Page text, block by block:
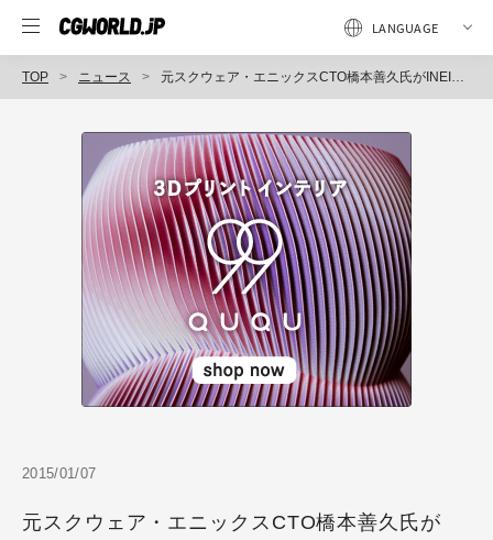
TOP ニュース 元スクウェア・エニックスCTO橋本善久氏がINEI執行役員プロデューサーに就任（INEI）
2015/01/07
元スクウェア・エニックスCTO橋本善久氏が